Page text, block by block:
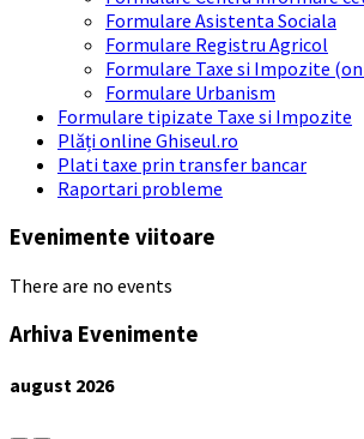
Formulare Asistenta Sociala
Formulare Registru Agricol
Formulare Taxe si Impozite
Formulare Urbanism
Formulare tipizate Taxe si Impozite
Plăți online Ghiseul.ro
Plati taxe prin transfer bancar
Raportari probleme
Evenimente viitoare
There are no events
Arhiva Evenimente
august 2026